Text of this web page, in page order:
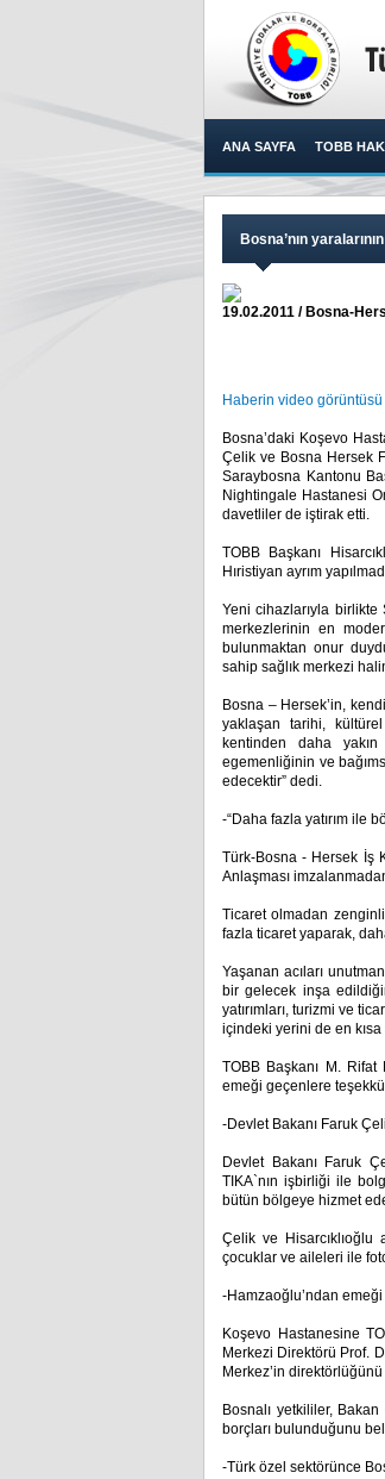
ANA SAYFA TOBB
Bosna’nın
19.02.2011 / Bosna-
Haberin video görüntüsü
Bosna’daki Koşevo
Çelik ve Bosna Hersek
Saraybosna Kantonu
Nightingale Hastanesi
davetliler de iştirak etti.
TOBB Başkanı
Hıristiyan ayrım
Yeni cihazlarıyla
merkezlerinin en
bulunmaktan onur
sahip sağlık merkezi
Bosna – Hersek’in,
yaklaşan tarihi,
kentinden daha
egemenliğinin ve
edecektir” dedi.
-“Daha fazla yatırım ile
Türk-Bosna - Hersek İş
Anlaşması
Ticaret olmadan
fazla ticaret yaparak,
Yaşanan acıları
bir gelecek inşa
yatırımları, turizmi ve
içindeki yerini de en kısa
TOBB Başkanı M. Rifat
emeği geçenlere
-Devlet Bakanı Faruk
Devlet Bakanı Faruk
TIKA`nın işbirliği ile
bütün bölgeye hizmet
Çelik ve
çocuklar ve aileleri ile
-Hamzaoğlu’ndan
Koşevo Hastanesine
Merkezi Direktörü Prof.
Merkez’in
Bosnalı yetkililer,
borçları bulunduğunu
-Türk özel sektörünce